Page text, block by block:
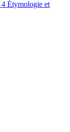
4 Étymologie et